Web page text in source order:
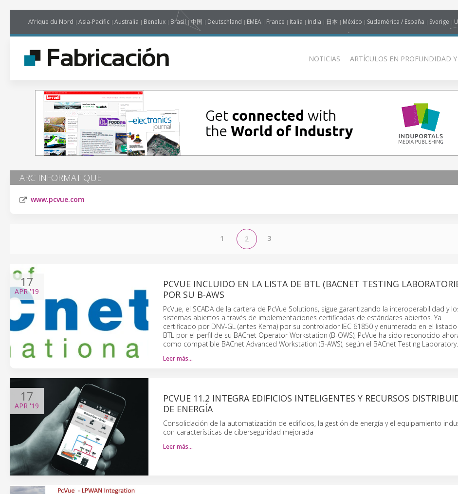
Afrique du Nord Asia-Pacific Australia Benelux Brasil 中国 Deutschland EMEA France Italia India 日本 México Sudamérica / España Sverige
NOTICIAS ARTÍCULOS EN PROFUNDIDAD
ARC INFORMATIQUE
www.pcvue.com
1 2 3
17
APR'19
PCVUE INCLUIDO EN LA LISTA DE BTL (BACNET TESTING
POR SU B-AWS
PcVue, el SCADA de la cartera de PcVue Solutions, sigue garantizando la interoperabilidad y
sistemas abiertos a través de implementaciones certificadas de estándares abiertos. Ya
certificado por DNV-GL (antes Kema) por su controlador IEC 61850 y enumerado en el
BTL por el perfil de su BACnet Operator Workstation (B-OWS), PcVue ha sido reconocido
como compatible BACnet Advanced Workstation (B-AWS), según el BACnet Testing Laboratory.
Leer más…
17
APR '19
PCVUE 11.2 INTEGRA EDIFICIOS INTELIGENTES Y RECURSOS
DE ENERGÍA
Consolidación de la automatización de edificios, la gestión de energía y el equipamiento
con características de ciberseguridad mejorada
Leer más…